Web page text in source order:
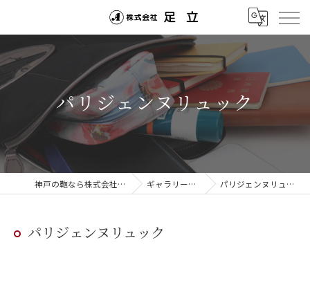
パリジェンヌリュック
神戸の鞄なら株式会社足立 ギャラリー一覧 パリジェンヌリュック
パリジェンヌリュック